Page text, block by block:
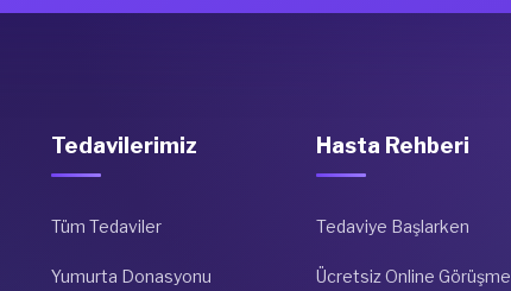
Tedavilerimiz
Tüm Tedaviler
Yumurta Donasyonu
Hasta Rehberi
Tedaviye Başlarken
Ücretsiz Online Görüşme